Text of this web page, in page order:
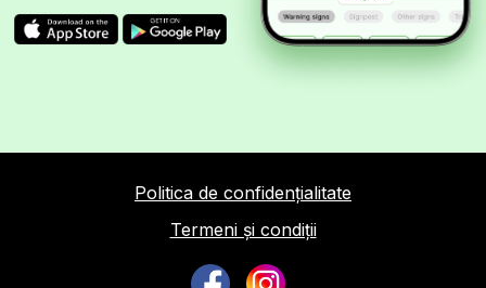
Politica de confidențialitate
Termeni și condiții